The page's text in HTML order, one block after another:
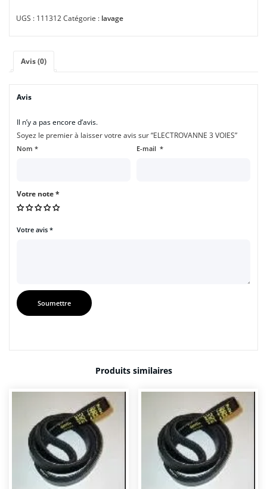
UGS : 111312Catégorie : lavage
Avis (0)
Avis
Il n’y a pas encore d’avis.
Soyez le premier à laisser votre avis sur “ELECTROVANNE 3 VOIES”
Nom * E-mail *
Votre note*
Votre avis *
Produits similaires